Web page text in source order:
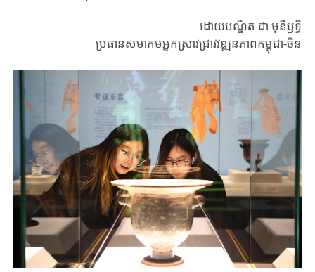
ដោយបណ្ឌិត ជា មុនីឫទ្ធិ
ប្រធានសមាគមអ្នកស្រាវជ្រាវវឌ្ឍនភាពកម្ពុជា-ចិន